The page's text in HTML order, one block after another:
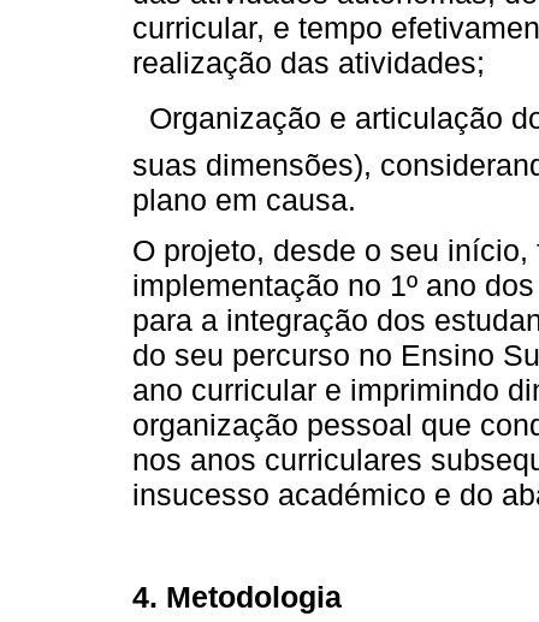
curricular, e tempo
realização das atividades;
 Organização e articulação
suas dimensões),
plano em causa.
O projeto, desde o seu
implementação no 1º ano
para a integração dos
do seu percurso no Ensino
ano curricular e imprimindo
organização pessoal que
nos anos curriculares
insucesso académico e do
4. Metodologia